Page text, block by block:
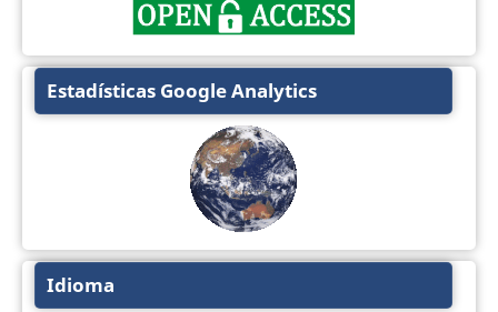
Estadísticas Google Analytics
Idioma